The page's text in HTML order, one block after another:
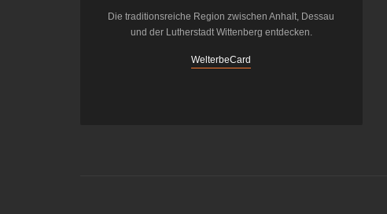
Die traditionsreiche Region zwischen Anhalt, Dessau
und der Lutherstadt Wittenberg entdecken.
WelterbeCard